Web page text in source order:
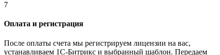
7
Оплата и регистрация
После оплаты счета мы регистрируем лицензии на вас,
устанавливаем 1С-Битрикс и выбранный шаблон. Передаем